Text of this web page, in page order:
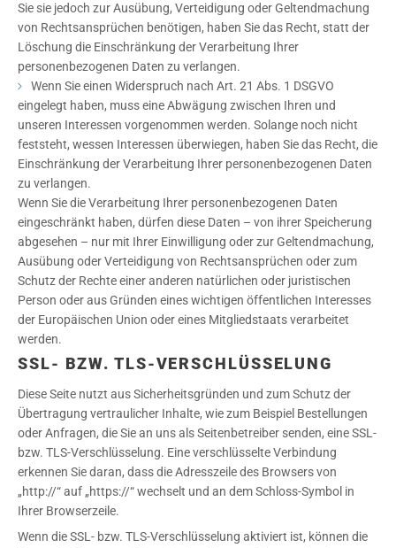
Sie sie jedoch zur Ausübung, Verteidigung oder Geltendmachung
von Rechtsansprüchen benötigen, haben Sie das Recht, statt der
Löschung die Einschränkung der Verarbeitung Ihrer
personenbezogenen Daten zu verlangen.
Wenn Sie einen Widerspruch nach Art. 21 Abs. 1 DSGVO
eingelegt haben, muss eine Abwägung zwischen Ihren und
unseren Interessen vorgenommen werden. Solange noch nicht
feststeht, wessen Interessen überwiegen, haben Sie das Recht, die
Einschränkung der Verarbeitung Ihrer personenbezogenen Daten
zu verlangen.
Wenn Sie die Verarbeitung Ihrer personenbezogenen Daten
eingeschränkt haben, dürfen diese Daten – von ihrer Speicherung
abgesehen – nur mit Ihrer Einwilligung oder zur Geltendmachung,
Ausübung oder Verteidigung von Rechtsansprüchen oder zum
Schutz der Rechte einer anderen natürlichen oder juristischen
Person oder aus Gründen eines wichtigen öffentlichen Interesses
der Europäischen Union oder eines Mitgliedstaats verarbeitet
werden.
SSL- BZW. TLS-VERSCHLÜSSELUNG
Diese Seite nutzt aus Sicherheitsgründen und zum Schutz der
Übertragung vertraulicher Inhalte, wie zum Beispiel Bestellungen
oder Anfragen, die Sie an uns als Seitenbetreiber senden, eine SSL-
bzw. TLS-Verschlüsselung. Eine verschlüsselte Verbindung
erkennen Sie daran, dass die Adresszeile des Browsers von
„http://“ auf „https://“ wechselt und an dem Schloss-Symbol in
Ihrer Browserzeile.
Wenn die SSL- bzw. TLS-Verschlüsselung aktiviert ist, können die